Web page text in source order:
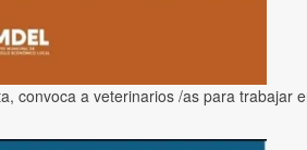
convoca a veterinarios /as para trabajar